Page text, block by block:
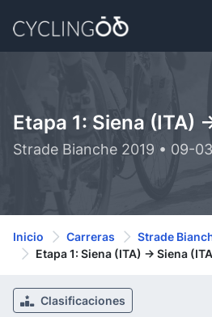
Etapa 1: Siena (ITA)
Strade Bianche 2019 • 09-
Inicio Carreras
Strade
Etapa 1: Siena (ITA) -> Siena
Clasificaciones